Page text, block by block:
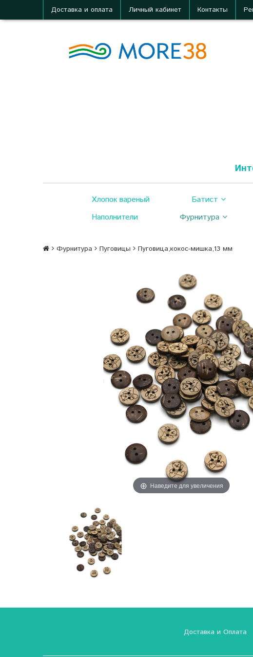
Доставка и оплата Личный кабинет Контакты
Хлопок вареный Батист
Наполнители
Фурнитура
Фурнитура Пуговицы Пуговица,кокос-мишка,13 мм
Наведите для увеличения
Доставка и Оплата